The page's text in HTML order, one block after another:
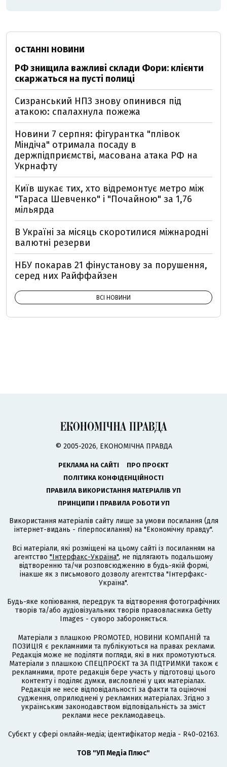
ОСТАННІ НОВИНИ
РФ знищила важливі склади Фори: клієнти
скаржаться на пусті полиці
Сизранський НПЗ знову опинився під
атакою: спалахнула пожежа
Новини 7 серпня: фігурантка "плівок
Міндіча" отримала посаду в
держпідприємстві, масована атака РФ на
Укрнафту
Київ шукає тих, хто відремонтує метро між
"Тараса Шевченко" і "Почайною" за 1,76
мільярда
В Україні за місяць скоротилися міжнародні
валютні резерви
НБУ покарав 21 фінустанову за порушення,
серед них Райффайзен
ВСІ НОВИНИ
© 2005-2026, ЕКОНОМІЧНА ПРАВДА
РЕКЛАМА НА САЙТІ
ПРО ПРОЄКТ
ПОЛІТИКА КОНФІДЕНЦІЙНОСТІ
ПРАВИЛА ВИКОРИСТАННЯ МАТЕРІАЛІВ УП
ПРИНЦИПИ І ПРАВИЛА РОБОТИ УП
Використання матеріалів сайту лише за умови посилання (для
інтернет-видань - гіперпосилання) на "Економічну правду".
Всі матеріали, які розміщені на цьому сайті із посиланням на
агентство "Інтерфакс-Україна", не підлягають подальшому
відтворенню та/чи розповсюдженню в будь-якій формі,
інакше як з письмового дозволу агентства "Інтерфакс-
Україна".
Будь-яке копіювання, передрук та відтворення фотографічних
творів та/або аудіовізуальних творів правовласника Getty
Images - суворо забороняється.
Матеріали з плашкою PROMOTED, НОВИНИ КОМПАНІЙ та
ПОЗИЦІЯ є рекламними та публікуються на правах реклами.
Редакція може не поділяти погляди, які в них промотуються.
Матеріали з плашкою СПЕЦПРОЄКТ та ЗА ПІДТРИМКИ також є
рекламними, проте редакція бере участь у підготовці цього
контенту і поділяє думки, висловлені у цих матеріалах.
Редакція не несе відповідальності за факти та оціночні
судження, оприлюднені у рекламних матеріалах. Згідно з
українським законодавством відповідальність за зміст
реклами несе рекламодавець.
Cубєкт у сфері онлайн-медіа; ідентифікатор медіа - R40-02163.
ТОВ "УП Медіа Плюс"